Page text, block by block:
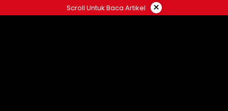
ke
Scroll Untuk Baca Artikel ×